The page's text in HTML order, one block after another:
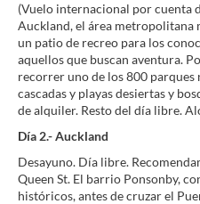
(Vuelo internacional por cuenta
Auckland, el área metropolitana
un patio de recreo para los
aquellos que buscan aventura.
recorrer uno de los 800 parques
cascadas y playas desiertas y
de alquiler. Resto del día libre.
Día 2.- Auckland
Desayuno. Día libre.
Queen St. El barrio Ponsonby,
históricos, antes de cruzar el